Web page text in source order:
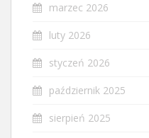
marzec 2026
luty 2026
styczeń 2026
październik 2025
sierpień 2025